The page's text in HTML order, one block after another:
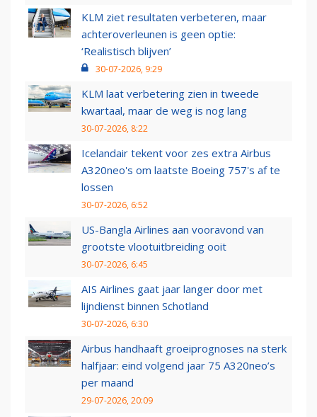
KLM ziet resultaten verbeteren, maar
achteroverleunen is geen optie:
‘Realistisch blijven’
30-07-2026, 9:29
KLM laat verbetering zien in tweede
kwartaal, maar de weg is nog lang
30-07-2026, 8:22
Icelandair tekent voor zes extra Airbus
A320neo's om laatste Boeing 757's af te
lossen
30-07-2026, 6:52
US-Bangla Airlines aan vooravond van
grootste vlootuitbreiding ooit
30-07-2026, 6:45
AIS Airlines gaat jaar langer door met
lijndienst binnen Schotland
30-07-2026, 6:30
Airbus handhaaft groeiprognoses na sterk
halfjaar: eind volgend jaar 75 A320neo’s
per maand
29-07-2026, 20:09